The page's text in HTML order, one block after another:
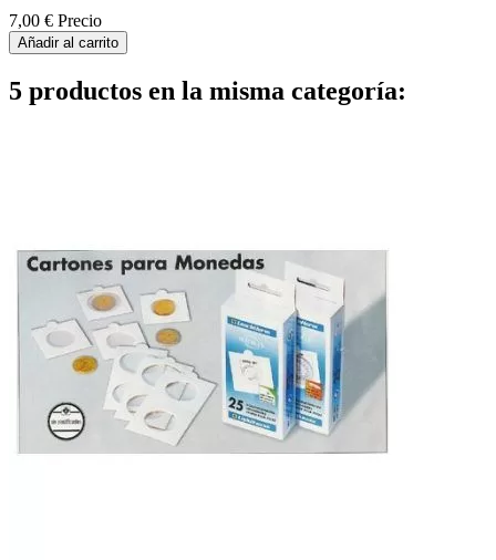
7,00 € Precio
Añadir al carrito
5 productos en la misma categoría: